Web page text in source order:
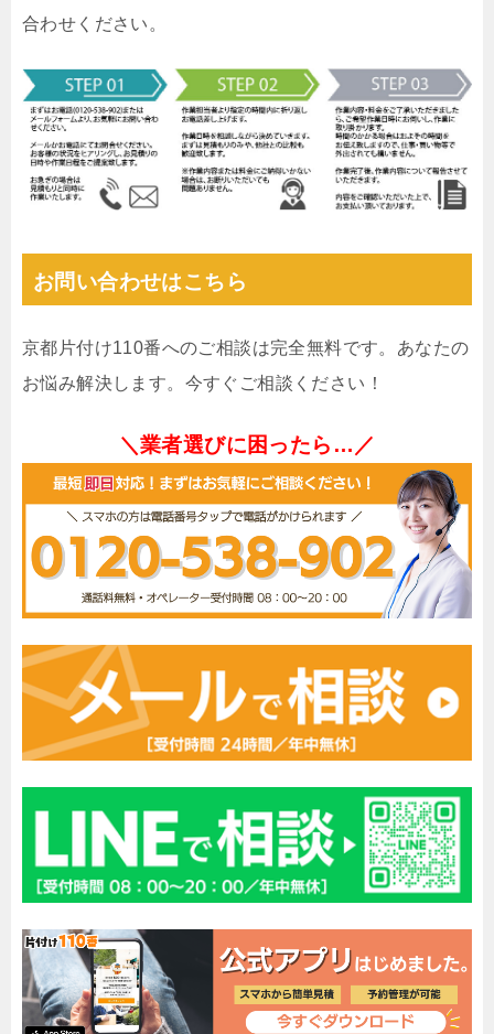
合わせください。
お問い合わせはこちら
京都片付け110番へのご相談は完全無料です。あなたの
お悩み解決します。今すぐご相談ください！
＼業者選びに困ったら…／